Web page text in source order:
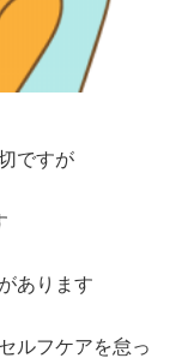
ですが
あります
ルフケアを怠っ